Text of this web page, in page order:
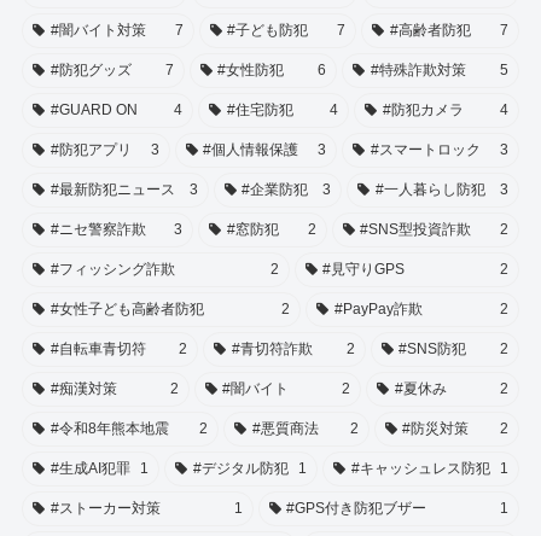
#闇バイト対策 7 #子ども防犯 7 #高齢者防犯 7
#防犯グッズ 7 #女性防犯 6 #特殊詐欺対策 5
#GUARD ON 4 #住宅防犯 4 #防犯カメラ 4
#防犯アプリ 3 #個人情報保護 3 #スマートロック 3
#最新防犯ニュース 3 #企業防犯 3 #一人暮らし防犯 3
#ニセ警察詐欺 3 #窓防犯 2 #SNS型投資詐欺 2
#フィッシング詐欺 2 #見守りGPS 2
#女性子ども高齢者防犯 2 #PayPay詐欺 2
#自転車青切符 2 #青切符詐欺 2 #SNS防犯 2
#痴漢対策 2 #闇バイト 2 #夏休み 2
#令和8年熊本地震 2 #悪質商法 2 #防災対策 2
#生成AI犯罪 1 #デジタル防犯 1 #キャッシュレス防犯 1
#ストーカー対策 1 #GPS付き防犯ブザー 1